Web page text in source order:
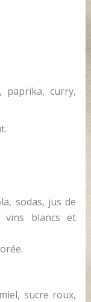
paprika, curry,
sodas, jus de
vins blancs et
sucre roux,